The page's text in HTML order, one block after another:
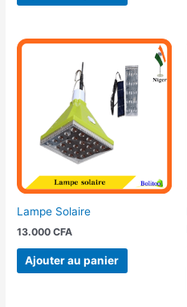
Lampe Solaire
13.000CFA
Ajouter au panier